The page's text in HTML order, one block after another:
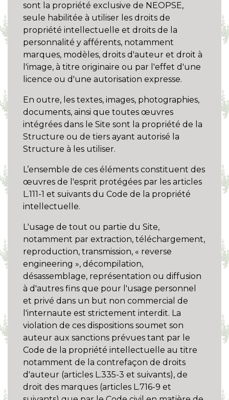
sont la propriété exclusive de NEOPSE,
seule habilitée à utiliser les droits de
propriété intellectuelle et droits de la
personnalité y afférents, notamment
marques, modèles, droits d'auteur et droit à
l'image, à titre originaire ou par l'effet d'une
licence ou d'une autorisation expresse.
En outre, les textes, images, photographies,
documents, ainsi que toutes œuvres
intégrées dans le Site sont la propriété de la
Structure ou de tiers ayant autorisé la
Structure à les utiliser.
L’ensemble de ces éléments constituent des
œuvres de l'esprit protégées par les articles
L.111-1 et suivants du Code de la propriété
intellectuelle.
L'usage de tout ou partie du Site,
notamment par extraction, téléchargement,
reproduction, transmission, « reverse
engineering », décompilation,
désassemblage, représentation ou diffusion
à d'autres fins que pour l'usage personnel
et privé dans un but non commercial de
l'internaute est strictement interdit. La
violation de ces dispositions soumet son
auteur aux sanctions prévues tant par le
Code de la propriété intellectuelle au titre
notamment de la contrefaçon de droits
d'auteur (articles L.335-3 et suivants), de
droit des marques (articles L.716-9 et